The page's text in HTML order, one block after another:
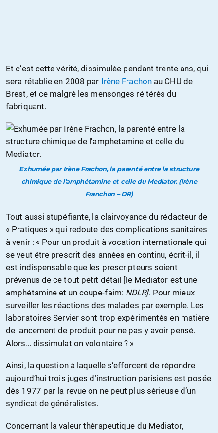
Et c’est cette vérité, dissimulée pendant trente ans, qui
sera rétablie en 2008 par Irène Frachonau CHU de
Brest, et ce malgré les mensonges réitérés du
fabriquant.
Exhumée par Irène Frachon, la parenté entre la structure
chimique de l’amphétamine et celle du Mediator. (Irène
Franchon – DR)
Tout aussi stupéfiante, la clairvoyance du rédacteur de
« Pratiques » qui redoute des complications sanitaires
à venir : « Pour un produit à vocation internationale qui
se veut être prescrit des années en continu, écrit-il, il
est indispensable que les prescripteurs soient
prévenus de ce tout petit détail [le Mediator est une
amphétamine et un coupe-faim: NDLR]. Pour mieux
surveiller les réactions des malades par exemple. Les
laboratoires Servier sont trop expérimentés en matière
de lancement de produit pour ne pas y avoir pensé.
Alors… dissimulation volontaire ? »
Ainsi, la question à laquelle s’efforcent de répondre
aujourd’hui trois juges d’instruction parisiens est posée
dès 1977 par la revue on ne peut plus sérieuse d’un
syndicat de généralistes.
Concernant la valeur thérapeutique du Mediator,